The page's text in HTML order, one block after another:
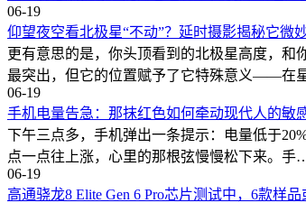
06-19
仰望夜空看北极星“不动”？延时摄影揭秘它微
更有意思的是，你头顶看到的北极星高度，
最突出，但它的位置赋予了它特殊意义——在
06-19
手机电量告急：那抹红色如何牵动现代人的敏
下午三点多，手机弹出一条提示：电量低于
点一点往上涨，心里的那根弦慢慢松下来。手
06-19
高通骁龙8 Elite Gen 6 Pro芯片测试中，6款样